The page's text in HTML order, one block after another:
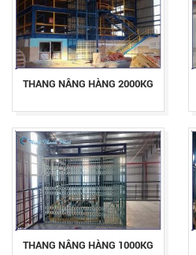
THANG NÂNG HÀNG 2000KG
THANG NÂNG HÀNG 1000KG